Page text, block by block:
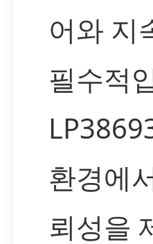
어와 지
필수적
환경에
뢰성을